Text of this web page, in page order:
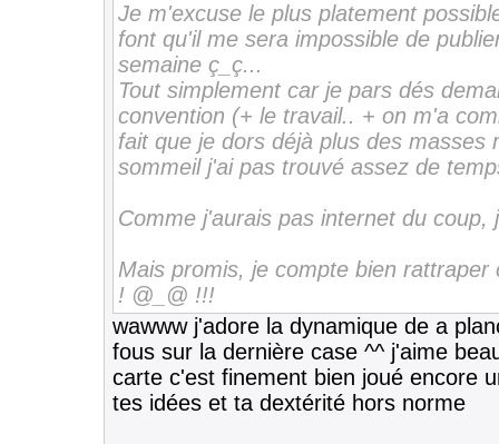
Je m'excuse le plus platement
font qu'il me sera impossible de
semaine ç_ç...
Tout simplement car je pars dés
convention (+ le travail.. + on m'a
fait que je dors déjà plus des
sommeil j'ai pas trouvé assez de
Comme j'aurais pas internet du
Mais promis, je compte bien
! @_@ !!!
wawww j'adore la dynamique de a
fous sur la dernière case ^^ j'aime
carte c'est finement bien joué encore
tes idées et ta dextérité hors norme